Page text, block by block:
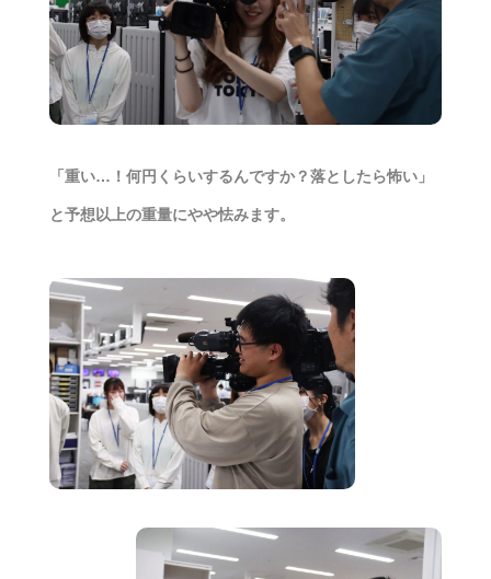
「重い…！何円くらいするんですか？落としたら怖い」
と予想以上の重量にやや怯みます。